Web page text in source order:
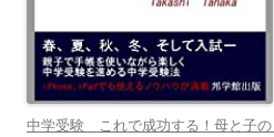
中学受験 これで成功する！母と子